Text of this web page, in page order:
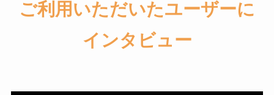
ご利用いただいたユーザーに
インタビュー